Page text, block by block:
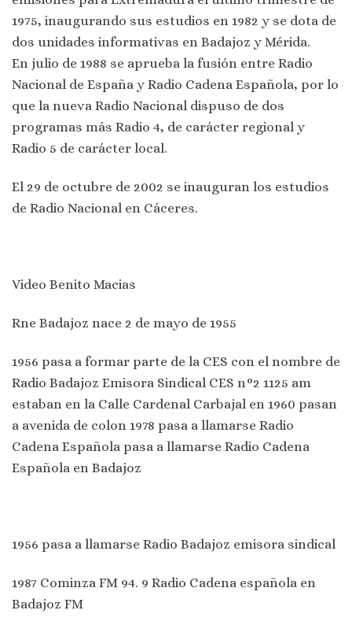
1975, inaugurando sus estudios en 1982 y se dota de
dos unidades informativas en Badajoz y Mérida.
En julio de 1988 se aprueba la fusión entre Radio
Nacional de España y Radio Cadena Española, por lo
que la nueva Radio Nacional dispuso de dos
programas más Radio 4, de carácter regional y
Radio 5 de carácter local.
El 29 de octubre de 2002 se inauguran los estudios
de Radio Nacional en Cáceres.
Video Benito Macias
Rne Badajoz nace 2 de mayo de 1955
1956 pasa a formar parte de la CES con el nombre de
Radio Badajoz Emisora Sindical CES n°2 1125 am
estaban en la Calle Cardenal Carbajal en 1960 pasan
a avenida de colon 1978 pasa a llamarse Radio
Cadena Española pasa a llamarse Radio Cadena
Española en Badajoz
1956 pasa a llamarse Radio Badajoz emisora sindical
1987 Cominza FM 94. 9 Radio Cadena española en
Badajoz FM